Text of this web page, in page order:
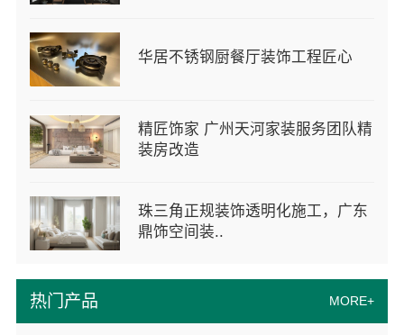
热门产品 MORE+
华居不锈钢厨餐厅装饰工程匠心
精匠饰家 广州天河家装服务团队精
装房改造
珠三角正规装饰透明化施工，广东
鼎饰空间装..